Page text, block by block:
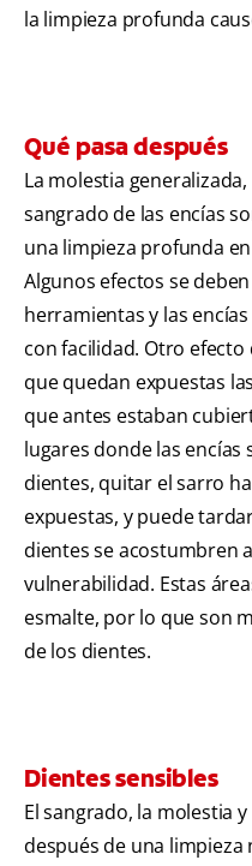
la limpieza profunda
Qué pasa después
La molestia
sangrado de las encías
una limpieza profunda
Algunos efectos se
herramientas y las
con facilidad. Otro
que quedan expuestas
que antes estaban
lugares donde las
dientes, quitar el sarro
expuestas, y puede
dientes se acostumbren
vulnerabilidad. Estas
esmalte, por lo que son
de los dientes.
Dientes sensibles
El sangrado, la molestia
después de una